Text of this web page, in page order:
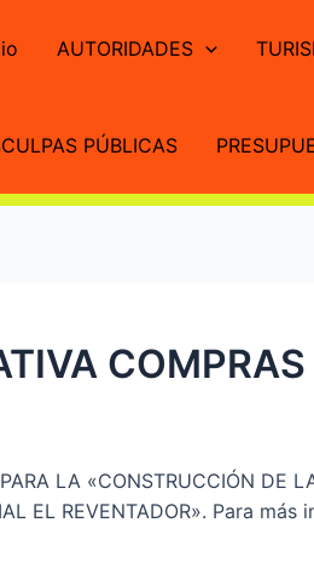
AUTORIDADES
PÚBLICAS
LA «CONSTRUCCIÓN DE
EL REVENTADOR». Para